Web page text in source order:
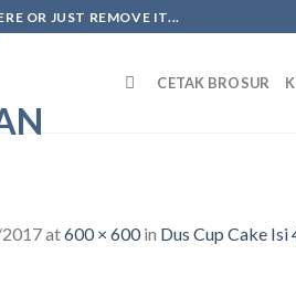
OR JUST REMOVE IT...
CETAK BROSUR
at600 × 600in Dus Cup Cake Isi